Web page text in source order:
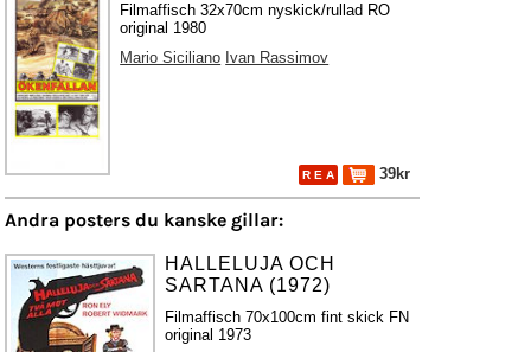
Filmaffisch 32x70cm nyskick/rullad RO
original 1980
Mario Siciliano Ivan Rassimov
R E A 39kr
Andra posters du kanske gillar:
HALLELUJA OCH
SARTANA (1972)
Filmaffisch 70x100cm fint skick FN
original 1973